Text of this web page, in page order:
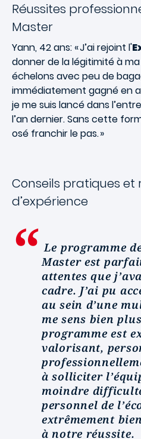
Réussites
Master
Yann, 42 ans: « J’ai rejoint l'
donner de la légitimité à
échelons avec peu de
immédiatement gagné en
je me suis lancé dans
l’an dernier. Sans cette
osé franchir le pas. »
Conseils pratiques et
d’expérience
Le programme
Masterest
attentes que
cadre. J’ai pu
au sein d’une
me sens bien
programme est
valorisant,
à solliciter
moindre
personnel de
extrêmement
à notre réussite.